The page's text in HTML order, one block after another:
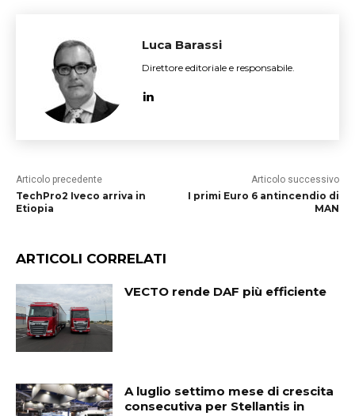
Luca Barassi
Direttore editoriale e responsabile.
Articolo precedente
TechPro2 Iveco arriva in
Etiopia
Articolo successivo
I primi Euro 6 antincendio di
MAN
ARTICOLI CORRELATI
VECTO rende DAF più efficiente
A luglio settimo mese di crescita
consecutiva per Stellantis in